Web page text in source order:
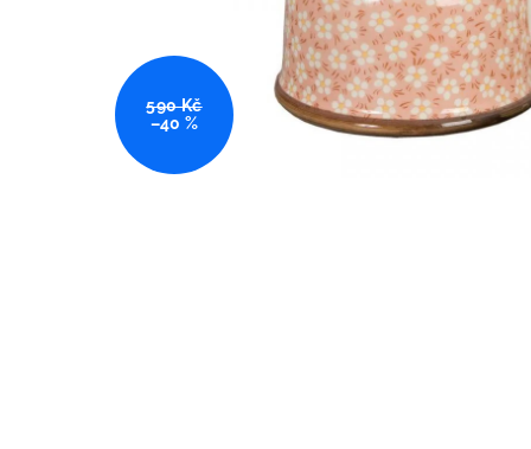
590 Kč
–40 %